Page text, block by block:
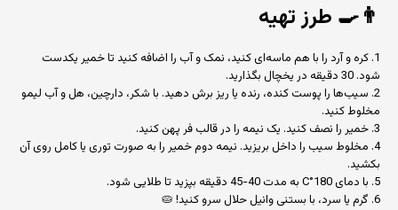
👨‍🍳 طرز تهیه
1. کره و آرد را با هم ماسه‌ای کنید، نمک و آب را اضافه کنید تا خمیر یکدست
شود. 30 دقیقه در یخچال بگذارید.
2. سیب‌ها را پوست کنده، رنده یا ریز برش دهید. با شکر، دارچین، هل و آب لیمو
مخلوط کنید.
3. خمیر را نصف کنید. یک نیمه را در قالب فر پهن کنید.
4. مخلوط سیب را داخل بریزید. نیمه دوم خمیر را به صورت توری یا کامل روی آن
بکشید.
5. با دمای 180°C به مدت 40-45 دقیقه بپزید تا طلایی شود.
6. گرم یا سرد، با بستنی وانیل حلال سرو کنید! 🥧